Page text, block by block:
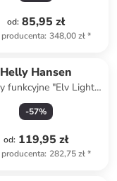
od: 85,95 zł
producenta: 348,00 zł*
Helly Hansen
funkcyjne "Elv Light
w kolorze błękitnym
-57%
od: 119,95 zł
producenta: 282,75 zł*